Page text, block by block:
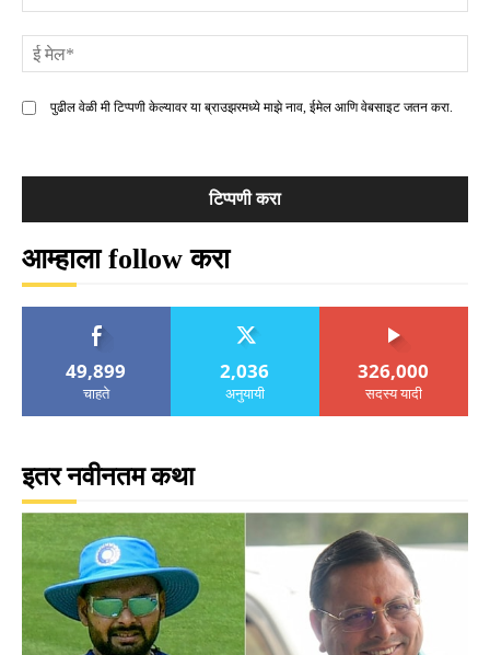
पुढील वेळी मी टिप्पणी केल्यावर या ब्राउझरमध्ये माझे नाव, ईमेल आणि वेबसाइट जतन करा.
आम्हाला follow करा
49,899
चाहते
2,036
अनुयायी
326,000
सदस्य यादी
इतर नवीनतम कथा